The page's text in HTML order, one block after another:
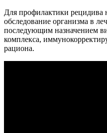
Для профилактики рецидива
обследование организма в
последующим назначением
комплекса,
рациона.